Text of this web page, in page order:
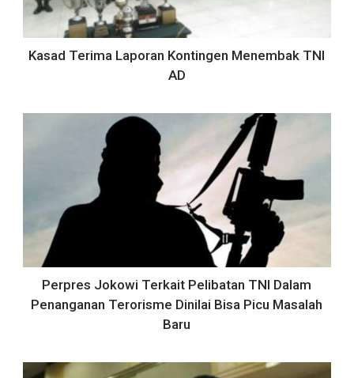
Kasad Terima Laporan Kontingen Menembak TNI
AD
Perpres Jokowi Terkait Pelibatan TNI Dalam
Penanganan Terorisme Dinilai Bisa Picu Masalah
Baru